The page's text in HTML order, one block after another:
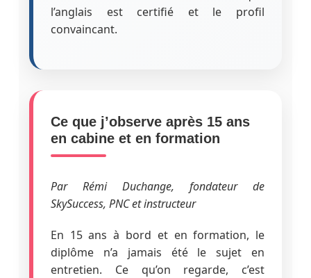
l’anglais est certifié et le profil
convaincant.
Ce que j’observe après 15 ans
en cabine et en formation
Par Rémi Duchange, fondateur de
SkySuccess, PNC et instructeur
En 15 ans à bord et en formation, le
diplôme n’a jamais été le sujet en
entretien. Ce qu’on regarde, c’est